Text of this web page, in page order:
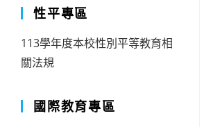
性平專區
113學年度本校性別平等教育相
關法規
國際教育專區